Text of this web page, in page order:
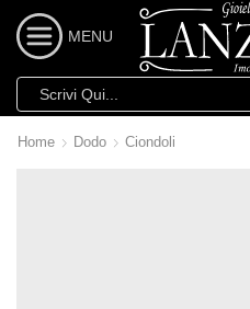
MENU
Home Dodo Ciondoli